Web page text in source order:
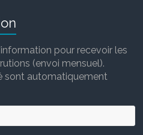
pour recevoir les
(envoi mensuel).
sont automatiquement